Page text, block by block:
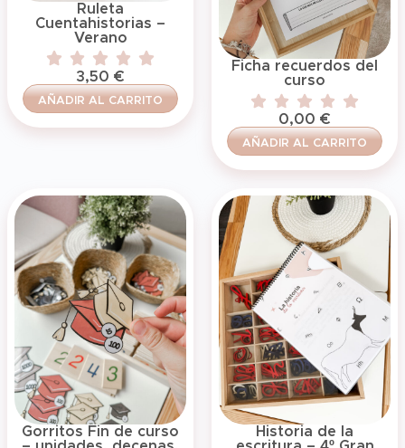
Ruleta
Cuentahistorias –
Verano
3,50 €
AÑADIR AL CARRITO
Ficha recuerdos del
curso
0,00 €
AÑADIR AL CARRITO
Gorritos Fin de curso
Historia de la